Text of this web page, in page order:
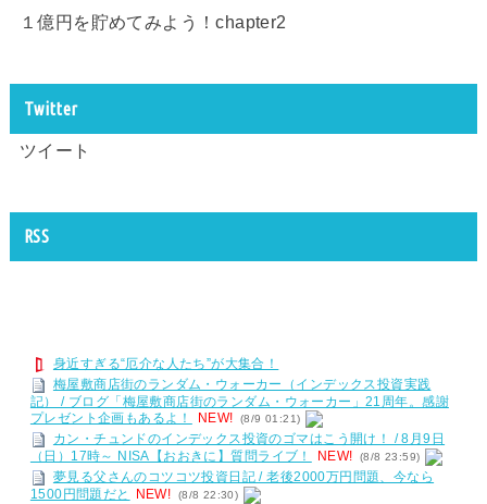
１億円を貯めてみよう！chapter2
Twitter
ツイート
RSS
身近すぎる“厄介な人たち”が大集合！
梅屋敷商店街のランダム・ウォーカー（インデックス投資実践
記） / ブログ「梅屋敷商店街のランダム・ウォーカー」21周年。感謝
プレゼント企画もあるよ！
NEW! (8/9 01:21)
カン・チュンドのインデックス投資のゴマはこう開け！ / 8月9日
（日）17時～ NISA【おおきに】質問ライブ！
NEW! (8/8 23:59)
夢見る父さんのコツコツ投資日記 / 老後2000万円問題、今なら
1500円問題だと
NEW! (8/8 22:30)